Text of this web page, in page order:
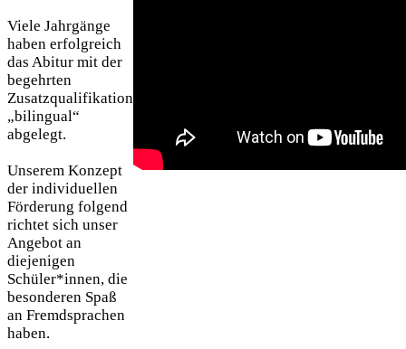
Viele Jahrgänge
haben erfolgreich
das Abitur mit der
begehrten
Zusatzqualifikation
„bilingual“
abgelegt.
Unserem Konzept
der individuellen
Förderung folgend
richtet sich unser
Angebot an
diejenigen
Schüler*innen, die
besonderen Spaß
an Fremdsprachen
haben.